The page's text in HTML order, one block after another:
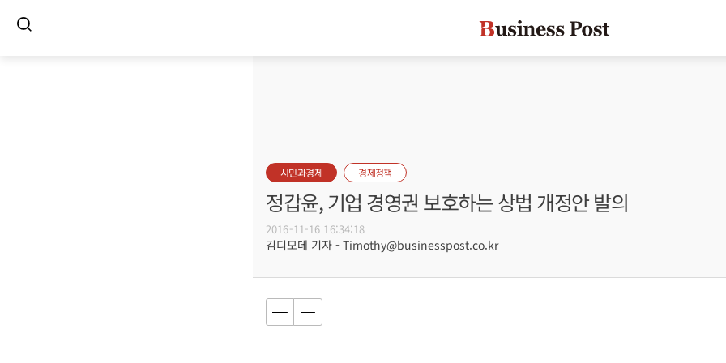
시민과경제 경제정책
정갑윤, 기업 경영권 보호하는 상법 개정안 발의
2016-11-16 16:34:18
김디모데 기자 - Timothy@businesspost.co.kr